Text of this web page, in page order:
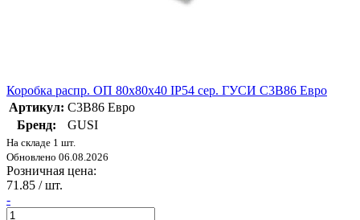
Коробка распр. ОП 80х80х40 IP54 сер. ГУСИ С3В86 Евро
Артикул: С3В86 Евро
Бренд:
GUSI
На складе 1 шт.
Обновлено 06.08.2026
Розничная цена:
71.85 / шт.
-